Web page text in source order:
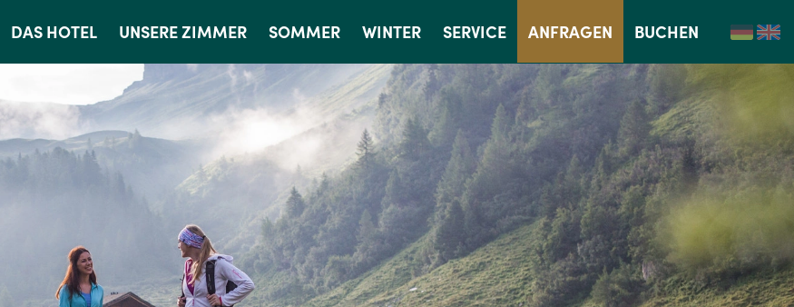
DAS HOTEL UNSERE ZIMMER SOMMER WINTER SERVICE ANFRAGEN BUCHEN